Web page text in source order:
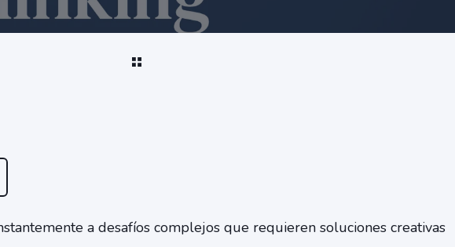
a desafíos complejos que requieren soluciones creativas